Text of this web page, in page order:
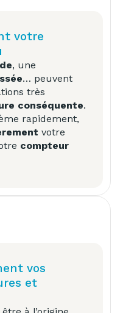
votre
, une
… peuvent
très
conséquente.
rapidement,
votre
compteur
vos
et